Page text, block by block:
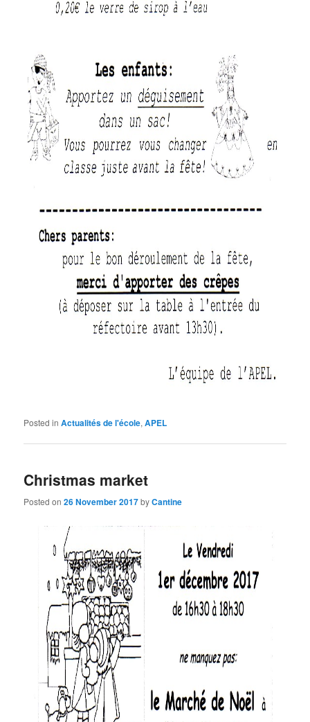
Posted in Actualités de l'école,APEL
Christmas market
Posted on26 November 2017byCantine